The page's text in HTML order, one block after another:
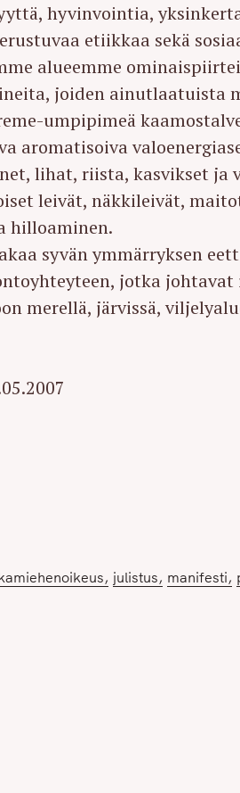
hyvinvointia,
etiikkaa sekä
alueemme
joiden ainutlaatuista
umpipimeä
aromatisoiva
lihat, riista, kasvikset ja
leivät, näkkileivät,
hilloaminen.
syvän ymmärryksen
jotka
merellä, järvissä,
julistus manifesti